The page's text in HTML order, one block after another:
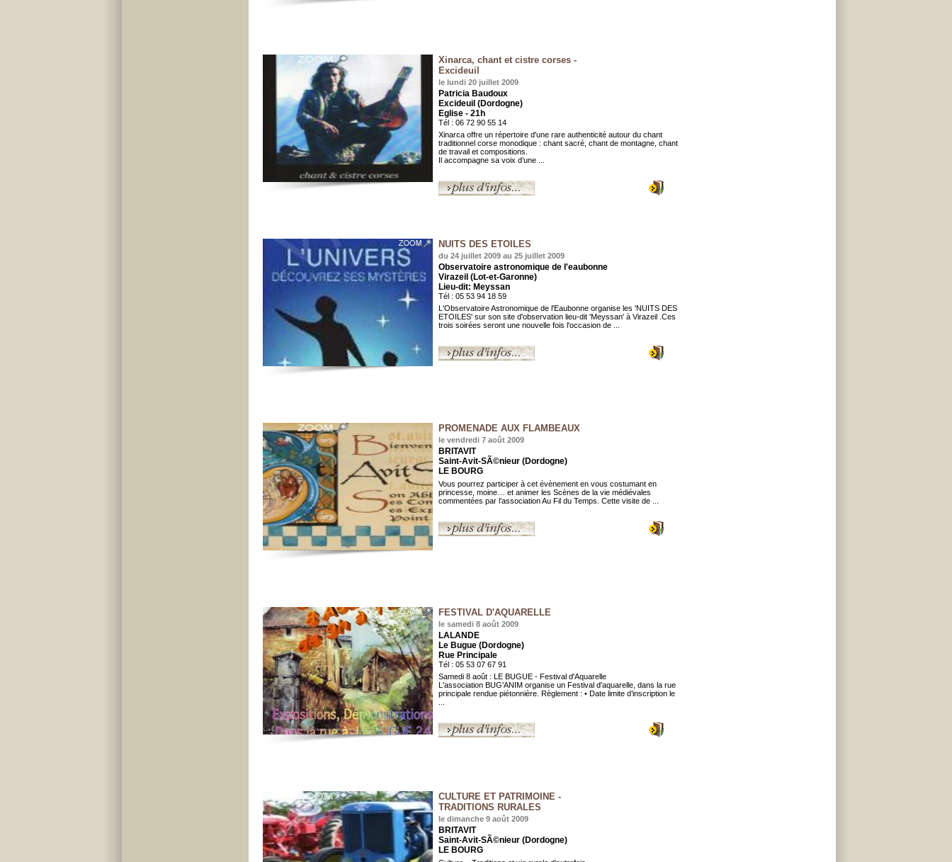
Xinarca, chant et cistre corses -
Excideuil
le lundi 20 juillet 2009
Patricia Baudoux
Excideuil (Dordogne)
Eglise - 21h
Tél : 06 72 90 55 14
Xinarca offre un répertoire d'une rare authenticité autour du chant
traditionnel corse monodique : chant sacré, chant de montagne, chant
de travail et compositions.
Il accompagne sa voix d’une ...
NUITS DES ETOILES
du 24 juillet 2009 au 25 juillet 2009
Observatoire astronomique de l'eaubonne
Virazeil (Lot-et-Garonne)
Lieu-dit: Meyssan
Tél : 05 53 94 18 59
L'Observatoire Astronomique de l'Eaubonne organise les 'NUITS DES
ETOILES' sur son site d'observation lieu-dit 'Meyssan' à Virazeil .Ces
trois soirées seront une nouvelle fois l'occasion de ...
PROMENADE AUX FLAMBEAUX
le vendredi 7 août 2009
BRITAVIT
Saint-Avit-SÃ©nieur (Dordogne)
LE BOURG
Vous pourrez participer à cet évènement en vous costumant en
princesse, moine… et animer les Scènes de la vie médiévales
commentées par l’association Au Fil du Temps. Cette visite de ...
FESTIVAL D'AQUARELLE
le samedi 8 août 2009
LALANDE
Le Bugue (Dordogne)
Rue Principale
Tél : 05 53 07 67 91
Samedi 8 août : LE BUGUE - Festival d'Aquarelle
L'association BUG'ANIM organise un Festival d'aquarelle, dans la rue
principale rendue piétonnière. Règlement : • Date limite d’inscription le
CULTURE ET PATRIMOINE -
TRADITIONS RURALES
le dimanche 9 août 2009
BRITAVIT
Saint-Avit-SÃ©nieur (Dordogne)
LE BOURG